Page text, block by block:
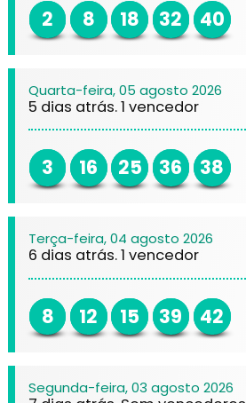
2 8 18 32 40
Quarta-feira, 05 agosto 2026
5 dias atrás. 1 vencedor
3 16 25 36 38
Terça-feira, 04 agosto 2026
6 dias atrás. 1 vencedor
8 12 15 39 42
Segunda-feira, 03 agosto 2026